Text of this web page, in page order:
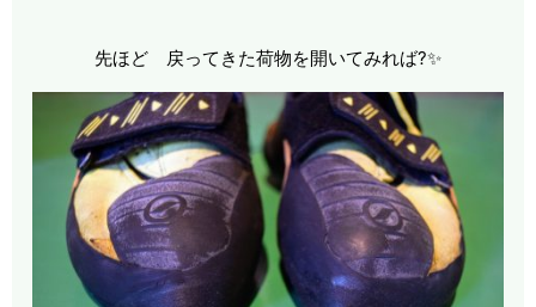
先ほど 戻ってきた荷物を開いてみれば?✨